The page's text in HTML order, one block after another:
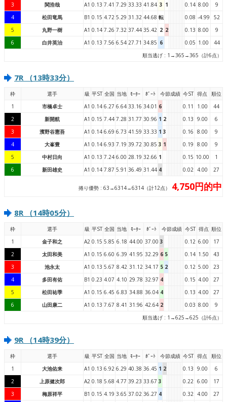
3 関浩哉 A1 0.13 7.41 7.29 33.33 41.84 3 1 0.14 8.00
9
4
松田竜馬 B1 0.15 4.72 5.29 31.32 44.68 転 0.08 -4.99
52
5
丸野一樹 A1 0.14 7.26 7.32 37.44 35.42 2 2 0.13 8.00
9
6
白井英治 A1 0.13 7.56 6.54 27.71 34.85 6 0.05 1.00
44
順当逃げ : 1→365→365（計6点）
7R （13時33分）
枠 選手 級 平ST 全国 当地 ﾓｰﾀｰ ﾎﾞｰﾄ 今節成績 今ST 得点
順位
1
市橋卓士 A1 0.14 6.27 6.64 33.16 34.01 6 0.11 1.00
44
2
新開航 A1 0.15 7.44 7.28 31.77 30.96 1 2 0.13 9.00
6
3
濱野谷憲吾 A1 0.14 6.69 6.73 41.59 33.33 1 3 0.16 8.00
9
4
大峯豊 A1 0.14 6.93 7.19 39.72 30.85 3 1 0.19 8.00
9
5
中村日向 A1 0.13 7.24 6.00 28.19 32.66 1 0.15 10.00
1
6
新田雄史 A1 0.14 7.87 5.91 36.49 31.44 4 0.02 4.00 27
捲り優勢 : 63→6314→6314（計12点） 4,750円的中
8R （14時05分）
枠 選手 級 平ST 全国 当地 ﾓｰﾀｰ ﾎﾞｰﾄ 今節成績 今ST 得点 順位
1
金子和之 A2 0.15 5.85 6.18 44.00 37.00 3 0.12 6.00
17
2
太田和美 A1 0.15 6.60 6.39 41.95 32.29 6 5 0.14 1.50
43
3
池永太 A1 0.13 5.67 8.42 31.12 34.17 5 2 0.12 5.00
23
4
多田有佑 B1 0.23 4.07 4.10 29.78 32.97 4 0.15 4.00
27
5
松田祐季 A1 0.15 6.45 6.83 34.88 36.04 4 0.13 4.00
27
6
山田康二 A1 0.13 7.67 8.41 31.96 42.64 2 0.03 8.00
9
順当逃げ : 1→625→625（計6点）
9R （14時39分）
枠 選手 級 平ST 全国 当地 ﾓｰﾀｰ ﾎﾞｰﾄ 今節成績 今ST 得点
順位
1
大池佑来 A1 0.13 6.92 6.29 40.38 36.45 1 2 0.13 9.00
6
2
上原健次郎 A2 0.18 5.68 4.77 39.23 33.67 3 0.22 6.00
17
3
梅原祥平 B1 0.15 4.19 3.65 37.02 36.27 4 0.32 4.00
27